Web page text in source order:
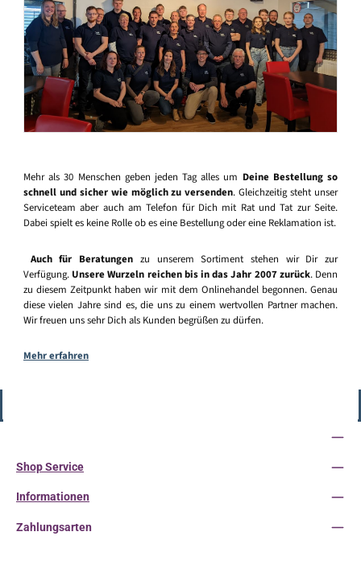
Mehr als 30 Menschen geben jeden Tag alles um Deine Bestellung so
schnell und sicher wie möglich zu versenden. Gleichzeitig steht unser
Serviceteam aber auch am Telefon für Dich mit Rat und Tat zur Seite.
Dabei spielt es keine Rolle ob es eine Bestellung oder eine Reklamation ist.
Auch für Beratungen zu unserem Sortiment stehen wir Dir zur
Verfügung. Unsere Wurzeln reichen bis in das Jahr 2007 zurück. Denn
zu diesem Zeitpunkt haben wir mit dem Onlinehandel begonnen. Genau
diese vielen Jahre sind es, die uns zu einem wertvollen Partner machen.
Wir freuen uns sehr Dich als Kunden begrüßen zu dürfen.
Mehr erfahren
Shop Service
Informationen
Zahlungsarten